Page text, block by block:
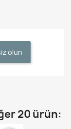
olun
20 ürün: